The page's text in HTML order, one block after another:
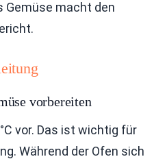
Gemüse macht den
vorbereiten
vor. Das ist wichtig für
Während der Ofen sich